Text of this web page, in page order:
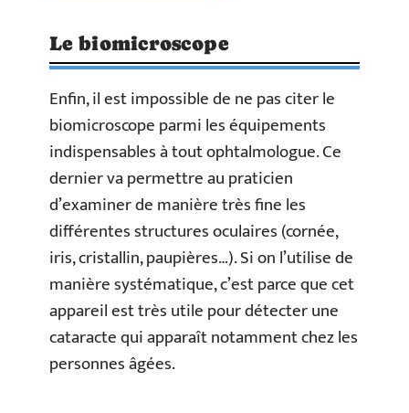
Le biomicroscope
Enfin, il est impossible de ne pas citer le
biomicroscope parmi les équipements
indispensables à tout ophtalmologue. Ce
dernier va permettre au praticien
d’examiner de manière très fine les
différentes structures oculaires (cornée,
iris, cristallin, paupières…). Si on l’utilise de
manière systématique, c’est parce que cet
appareil est très utile pour détecter une
cataracte qui apparaît notamment chez les
personnes âgées.